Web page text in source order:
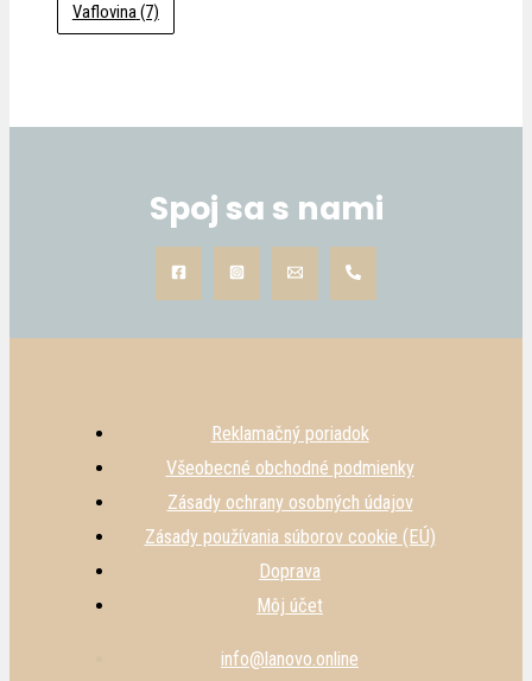
Vaflovina(7)
Spoj sa s nami
Reklamačný poriadok
Všeobecné obchodné podmienky
Zásady ochrany osobných údajov
Zásady používania súborov cookie (EÚ)
Doprava
Môj účet
info@lanovo.online